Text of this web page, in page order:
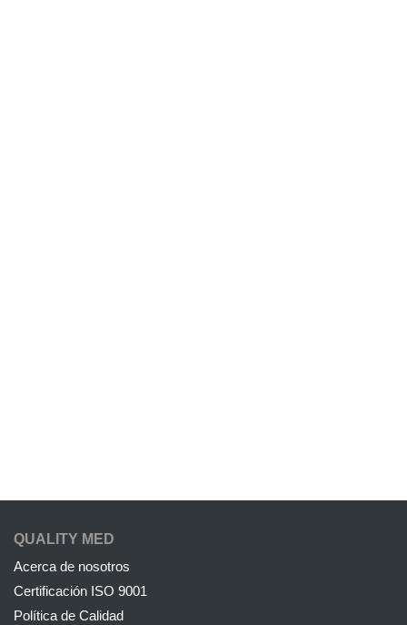
QUALITY MED
Acerca de nosotros
Certificación ISO 9001
Política de Calidad